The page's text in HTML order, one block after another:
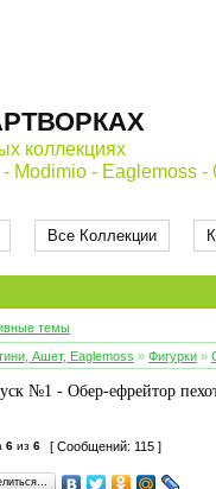
коллекциях
Modimio - Eaglemoss -
Все Коллекции
темы
Ашет, Eaglemoss » Фигурки »
№1 - Обер-ефрейтор
6 из 6 [ Сообщений: 115 ]